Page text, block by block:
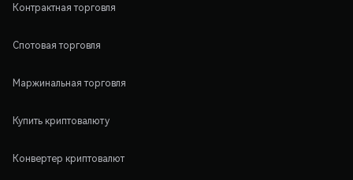
Контрактная торговля
Спотовая торговля
Маржинальная торговля
Купить криптовалюту
Конвертер криптовалют